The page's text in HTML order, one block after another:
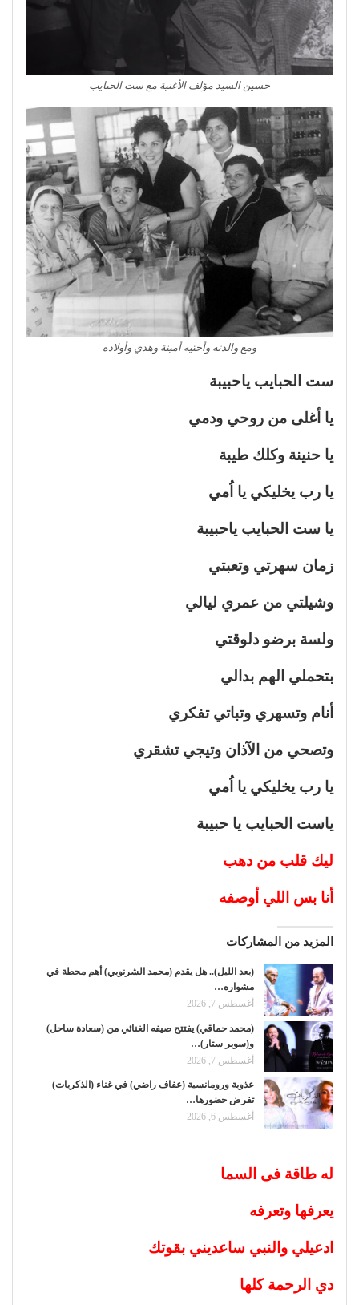
حسين السيد مؤلف الأغنية مع ست الحبايب
ومع والدته وأختيه أمينة وهدي وأولاده
ست الحبايب ياحبيبة
يا أغلى من روحي ودمي
يا حنينة وكلك طيبة
يا رب يخليكي يا اُمي
يا ست الحبايب ياحبيبة
زمان سهرتي وتعبتي
وشيلتي من عمري ليالي
ولسة برضو دلوقتي
بتحملي الهم بدالي
أنام وتسهري وتباتي تفكري
وتصحي من الآذان وتيجي تشقري
يا رب يخليكي يا اُمي
ياست الحبايب يا حبيبة
ليك قلب من دهب
أنا بس اللي أوصفه
المزيد من المشاركات
(بعد الليل).. هل يقدم (محمد الشرنوبي) أهم محطة في
مشواره…
أغسطس 7, 2026
(محمد حماقي) يفتتح صيفه الغنائي من (سعادة ساحل)
و(سوبر ستار)…
أغسطس 7, 2026
عذوبة ورومانسية (عفاف راضي) في غناء (الذكريات)
تفرض حضورها…
أغسطس 6, 2026
له طاقة فى السما
يعرفها وتعرفه
ادعيلي والنبي ساعديني بقوتك
دي الرحمة كلها